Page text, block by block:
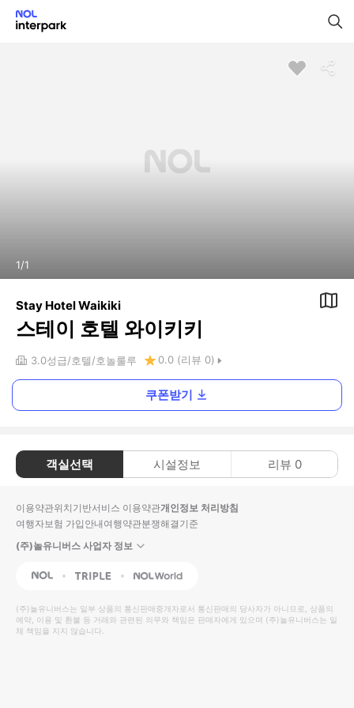
1/1
Stay Hotel Waikiki
스테이 호텔 와이키키
3.0성급 호텔 호놀룰루 0.0 (리뷰 0)
쿠폰받기
객실선택 시설정보 리뷰 0
이용약관위치기반서비스 이용약관개인정보 처리방침
여행자보험 가입안내여행약관분쟁해결기준
(주)놀유니버스 사업자 정보
NOL Triple Interpark Global
(주)놀유니버스는 일부 상품의 통신판매중개자로서 통신판매의 당사자가 아니므로, 상품의
예약, 이용 및 환불 등 거래와 관련된 의무와 책임은 판매자에게 있으며 (주)놀유니버스는 일
체 책임을 지지 않습니다.